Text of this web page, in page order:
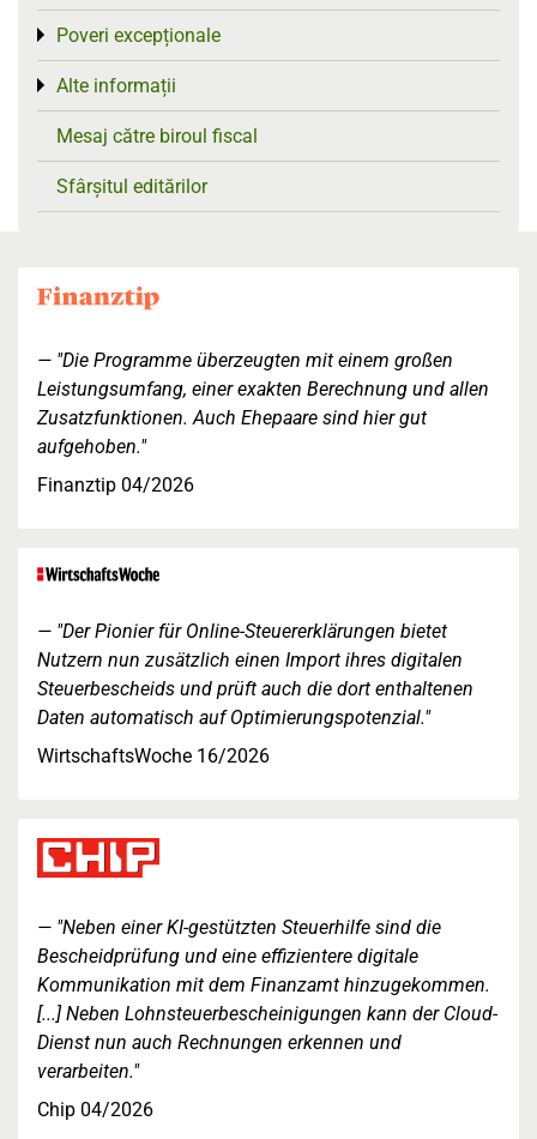
Poveri excepționale
Toggle menu
Alte informații
Toggle menu
Mesaj către biroul fiscal
Sfârșitul editărilor
"Die Programme überzeugten mit einem großen
Leistungsumfang, einer exakten Berechnung und allen
Zusatzfunktionen. Auch Ehepaare sind hier gut
aufgehoben."
Finanztip 04/2026
"Der Pionier für Online-Steuererklärungen bietet
Nutzern nun zusätzlich einen Import ihres digitalen
Steuerbescheids und prüft auch die dort enthaltenen
Daten automatisch auf Optimierungspotenzial."
WirtschaftsWoche 16/2026
"Neben einer KI-gestützten Steuerhilfe sind die
Bescheidprüfung und eine effizientere digitale
Kommunikation mit dem Finanzamt hinzugekommen.
[...] Neben Lohnsteuerbescheinigungen kann der Cloud-
Dienst nun auch Rechnungen erkennen und
verarbeiten."
Chip 04/2026